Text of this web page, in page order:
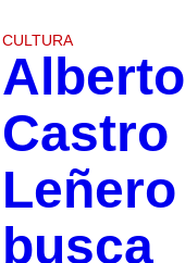
CULTURA
Alberto
Castro
Leñero
busca